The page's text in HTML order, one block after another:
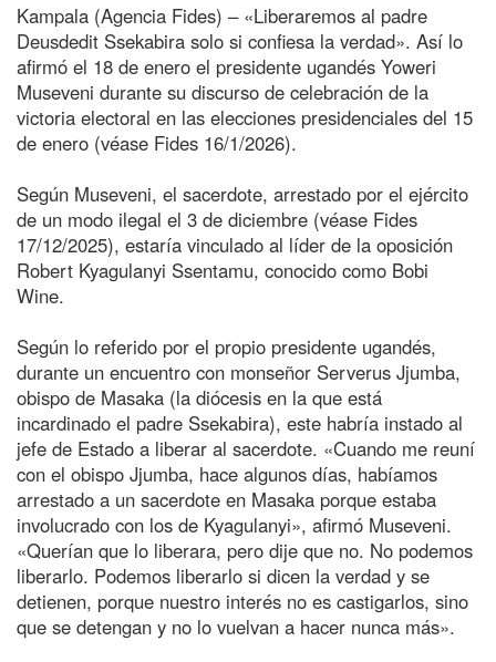
Kampala (Agencia Fides) – «Liberaremos al padre
Deusdedit Ssekabira solo si confiesa la verdad». Así lo
afirmó el 18 de enero el presidente ugandés Yoweri
Museveni durante su discurso de celebración de la
victoria electoral en las elecciones presidenciales del 15
de enero (véase Fides 16/1/2026).
Según Museveni, el sacerdote, arrestado por el ejército
de un modo ilegal el 3 de diciembre (véase Fides
17/12/2025), estaría vinculado al líder de la oposición
Robert Kyagulanyi Ssentamu, conocido como Bobi
Wine.
Según lo referido por el propio presidente ugandés,
durante un encuentro con monseñor Serverus Jjumba,
obispo de Masaka (la diócesis en la que está
incardinado el padre Ssekabira), este habría instado al
jefe de Estado a liberar al sacerdote. «Cuando me reuní
con el obispo Jjumba, hace algunos días, habíamos
arrestado a un sacerdote en Masaka porque estaba
involucrado con los de Kyagulanyi», afirmó Museveni.
«Querían que lo liberara, pero dije que no. No podemos
liberarlo. Podemos liberarlo si dicen la verdad y se
detienen, porque nuestro interés no es castigarlos, sino
que se detengan y no lo vuelvan a hacer nunca más».